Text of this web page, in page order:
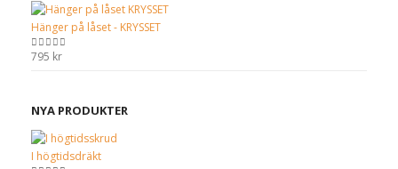
Hänger på låset - KRYSSET
0out of 5
795 kr
NYA PRODUKTER
I högtidsdräkt